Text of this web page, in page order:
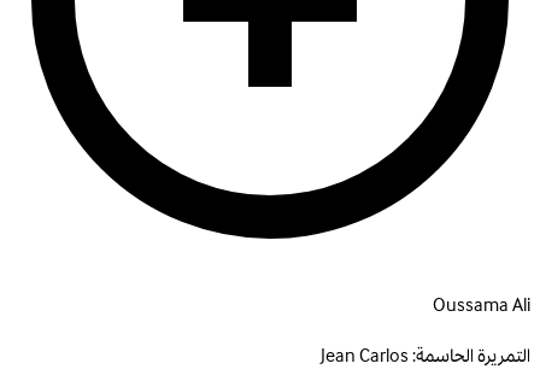
Oussama Ali
التمريرة الحاسمة:Jean Carlos